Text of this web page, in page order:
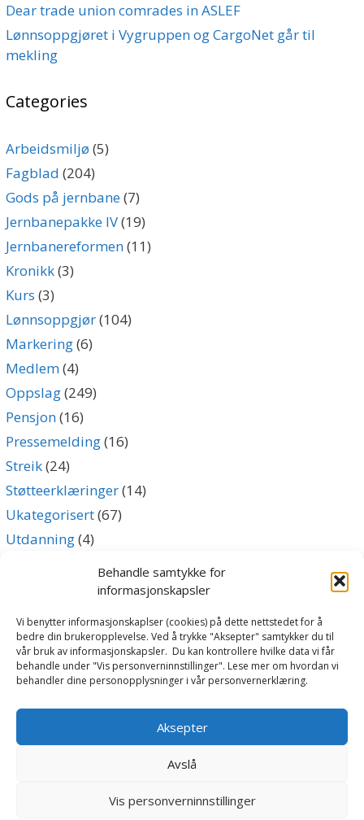
Behandle samtykke for
informasjonskapsler
Vi benytter informasjonskaplser (cookies) på dette nettstedet for å
bedre din brukeropplevelse. Ved å trykke "Aksepter" samtykker du til
vår bruk av informasjonskapsler. Du kan kontrollere hvilke data vi får
behandle under "Vis personverninnstillinger". Lese mer om hvordan vi
behandler dine personopplysninger i vår personvernerklæring.
Aksepter
Avslå
Vis personverninnstillinger
Dear trade union comrades in ASLEF
Lønnsoppgjøret i Vygruppen og CargoNet går til
mekling
Categories
Arbeidsmiljø (5)
Fagblad (204)
Gods på jernbane(7)
Jernbanepakke IV(19)
Jernbanereformen(11)
Kronikk(3)
Kurs (3)
Lønnsoppgjør(104)
Markering(6)
Medlem(4)
Oppslag(249)
Pensjon(16)
Pressemelding(16)
Streik(24)
Støtteerklæringer(14)
Ukategorisert(67)
Utdanning(4)
Archives
Følg oss